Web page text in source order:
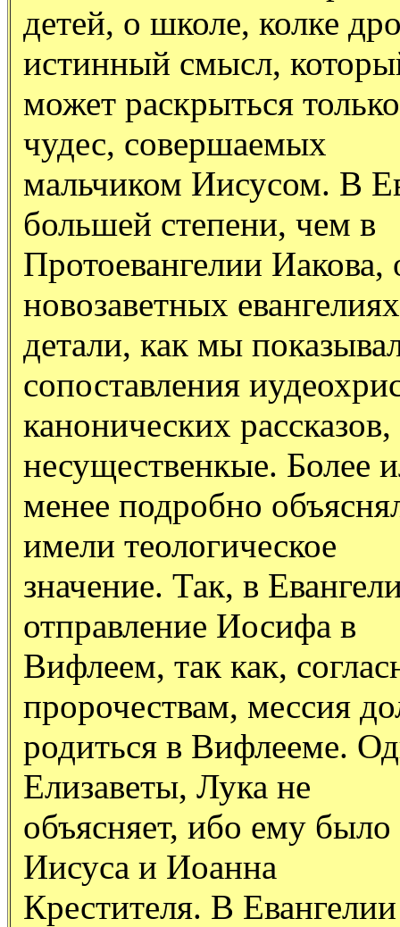
детей, о школе, колке
истинный смысл,
может раскрыться
чудес, совершаемых
мальчиком Иисусом. В
большей степени, чем в
Протоевангелии
новозаветных евангелиях
детали, как мы
сопоставления
канонических
несущественкые. Более
менее подробно
имели теологическое
значение. Так, в
отправление Иосифа в
Вифлеем, так как,
пророчествам, мессия
родиться в Вифлееме.
Елизаветы, Лука не
объясняет, ибо ему было
Иисуса и Иоанна
Крестителя. В